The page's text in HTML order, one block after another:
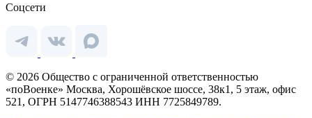
Соцсети
© 2026 Общество с ограниченной ответственностью
«поВоенке» Москва, Хорошёвское шоссе, 38к1, 5 этаж, офис
521, ОГРН 5147746388543 ИНН 7725849789.